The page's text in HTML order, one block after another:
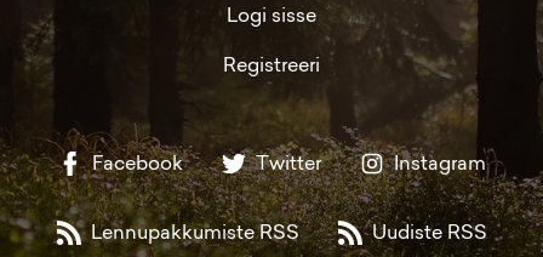
Logi sisse
Registreeri
Facebook Twitter Instagram
Lennupakkumiste RSS Uudiste RSS